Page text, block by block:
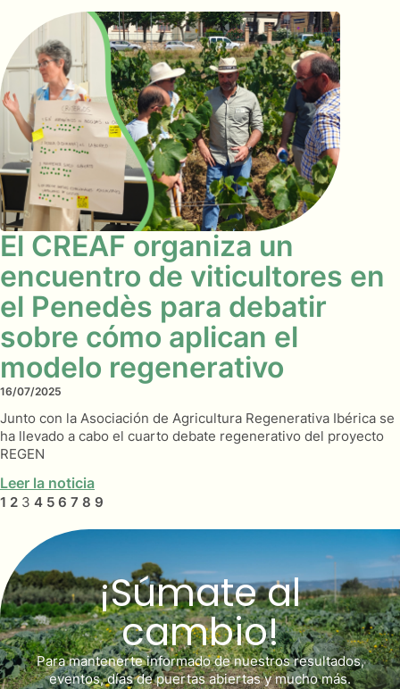
El CREAF organiza un
encuentro de viticultores en
el Penedès para debatir
sobre cómo aplican el
modelo regenerativo
16/07/2025
Junto con la Asociación de Agricultura Regenerativa Ibérica se
ha llevado a cabo el cuarto debate regenerativo del proyecto
REGEN
Leer la noticia
1 2 3 4 5 6 7 8 9
¡Súmate al
cambio!
Para mantenerte informado de nuestros resultados,
eventos, días de puertas abiertas y mucho más.